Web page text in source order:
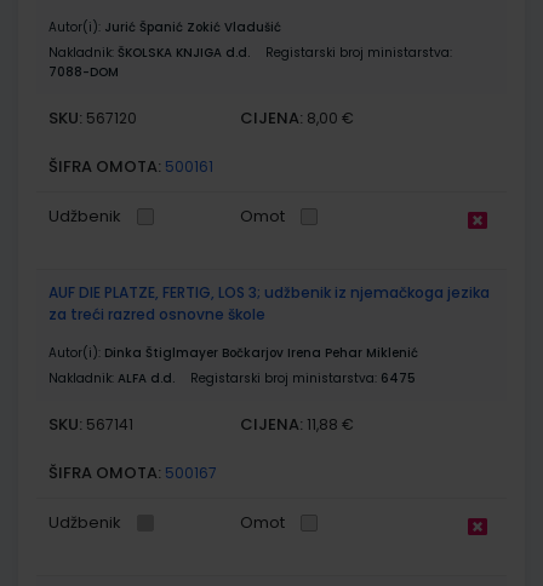
Autor(i): Jurić Španić Zokić Vladušić
Nakladnik: ŠKOLSKA KNJIGA d.d.
Registarski broj ministarstva:
7088-DOM
SKU: 567120 CIJENA: 8,00 €
ŠIFRA OMOTA: 500161
Udžbenik Omot
AUF DIE PLATZE, FERTIG, LOS 3; udžbenik iz njemačkoga jezika
za treći razred osnovne škole
Autor(i): Dinka Štiglmayer Bočkarjov Irena Pehar Miklenić
Nakladnik: ALFA d.d. Registarski broj ministarstva: 6475
SKU: 567141 CIJENA: 11,88 €
ŠIFRA OMOTA: 500167
Udžbenik Omot